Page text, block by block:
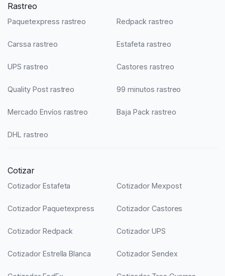
Rastreo
Paquetexpress rastreo Redpack rastreo
Carssa rastreo Estafeta rastreo
UPS rastreo Castores rastreo
Quality Post rastreo 99 minutos rastreo
Mercado Envíos rastreo Baja Pack rastreo
DHL rastreo
Cotizar
Cotizador Estafeta Cotizador Mexpost
Cotizador Paquetexpress Cotizador Castores
Cotizador Redpack Cotizador UPS
Cotizador Estrella Blanca Cotizador Sendex